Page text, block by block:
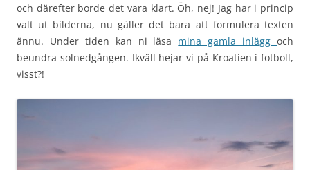
och därefter borde det vara klart. Öh, nej! Jag har i princip
valt ut bilderna, nu gäller det bara att formulera texten
ännu. Under tiden kan ni läsa mina gamla inläggoch
beundra solnedgången. Ikväll hejar vi på Kroatien i fotboll,
visst?!